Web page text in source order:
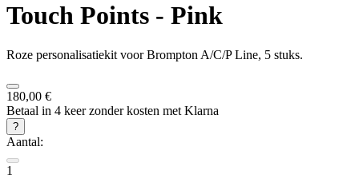
Touch Points - Pink
Roze personalisatiekit voor Brompton A/C/P Line, 5 stuks.
180,00 €
Betaal in 4 keer zonder kosten met Klarna
?
Aantal:
1